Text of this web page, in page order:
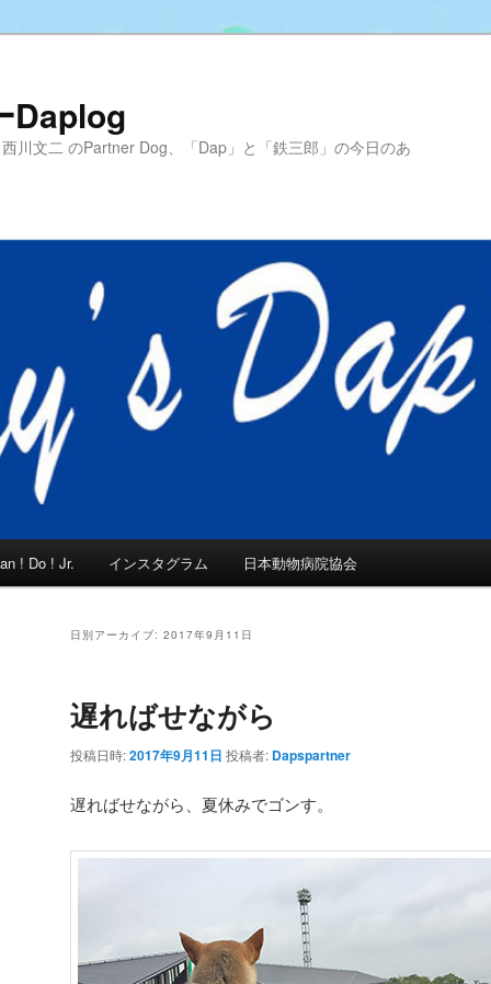
Daplog
川文二 のPartner Dog、「Dap」と「鉄三郎」の今日のあ
! Do ! Jr. インスタグラム 日本動物病院協会
日別アーカイブ: 2017年9月11日
遅ればせながら
投稿日時:2017年9月11日 投稿者: Dapspartner
遅ればせながら、夏休みでゴンす。